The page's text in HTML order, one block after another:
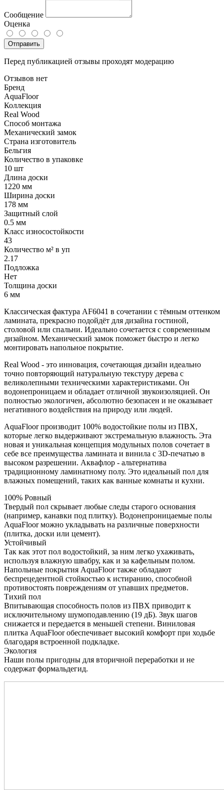
Сообщение
Оценка
Отправить
Перед публикацией отзывы проходят модерацию
Отзывов нет
Бренд
AquaFloor
Коллекция
Real Wood
Способ монтажа
Механический замок
Страна изготовитель
Бельгия
Количество в упаковке
10 шт
Длина доски
1220 мм
Ширина доски
178 мм
Защитный слой
0.5 мм
Класс износостойкости
43
Количество м² в уп
2.17
Подложка
Нет
Толщина доски
6 мм
Классическая фактура AF6041 в сочетании с тёмным оттенком
ламината, прекрасно подойдёт для дизайна гостиной,
столовой или спальни. Идеально сочетается с современным
дизайном. Механический замок поможет быстро и легко
монтировать напольное покрытие.
Real Wood - это инновация, сочетающая дизайн идеально
точно повторяющий натуральную текстуру дерева с
великолепными техническими характеристиками. Он
водонепроницаем и обладает отличной звукоизоляцией. Он
полностью экологичен, абсолютно безопасен и не оказывает
негативного воздействия на природу или людей.
AquaFloor производит 100% водостойкие полы из ПВХ,
которые легко выдерживают экстремальную влажность. Эта
новая и уникальная концепция модульных полов сочетает в
себе все преимущества ламината и винила с 3D-печатью в
высоком разрешении. Аквафлор - альтернатива
традиционному ламинатному полу. Это идеальный пол для
влажных помещений, таких как ванные комнаты и кухни.
100% Ровный
Твердый пол скрывает любые следы старого основания
(например, канавки под плитку). Водонепроницаемые полы
AquaFloor можно укладывать на различные поверхности
(плитка, доски или цемент).
Устойчивый
Так как этот пол водостойкий, за ним легко ухаживать,
используя влажную швабру, как и за кафельным полом.
Напольные покрытия AquaFloor также обладают
беспрецедентной стойкостью к истиранию, способной
противостоять повреждениям от упавших предметов.
Тихий пол
Впитывающая способность полов из ПВХ приводит к
исключительному шумоподавлению (19 дБ). Звук шагов
снижается и передается в меньшей степени. Виниловая
плитка AquaFloor обеспечивает высокий комфорт при ходьбе
благодаря встроенной подкладке.
Экология
Наши полы пригодны для вторичной переработки и не
содержат формальдегид.